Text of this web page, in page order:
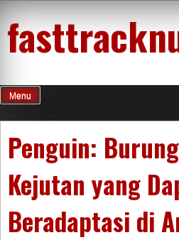
content
Menu
Penguin:
Kejutan yang
Beradaptasi di